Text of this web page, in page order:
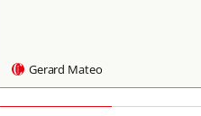
Gerard Mateo